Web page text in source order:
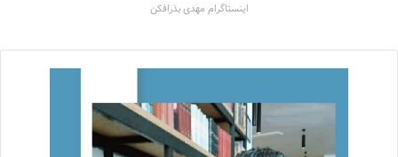
اینستاگرام مهدی بذرافکن